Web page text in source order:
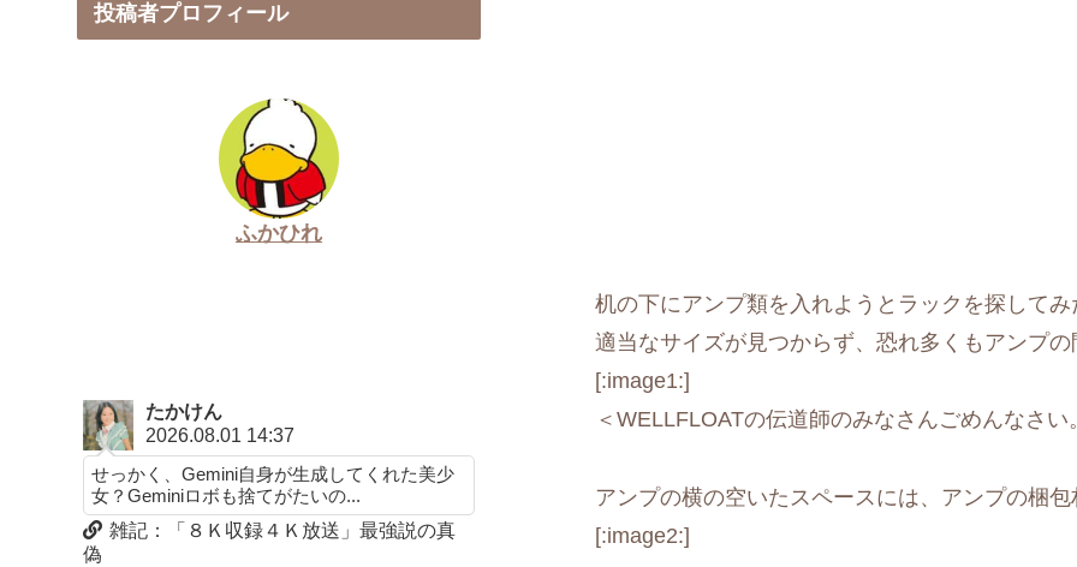
机の下にアンプ類を入れようとラックを探して
適当なサイズが見つからず、恐れ多くもアンプ
[:image1:]
＜WELLFLOATの伝道師のみなさんごめんなさい
アンプの横の空いたスペースには、アンプの梱
[:image2:]
投稿者プロフィール
ふかひれ
たかけん
2026.08.01 14:37
せっかく、Gemini自身が生成してくれた美少
女？Geminiロボも捨てがたいの...
雑記：「８Ｋ収録４Ｋ放送」最強説の真
偽